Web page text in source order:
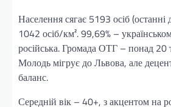
Населення сягає 5193 осіб (останні
1042 осіб/км². 99,69% –
російська. Громада ОТГ – понад 20
Молодь мігрує до Львова, але
баланс.
Середній вік – 40+, з акцентом на